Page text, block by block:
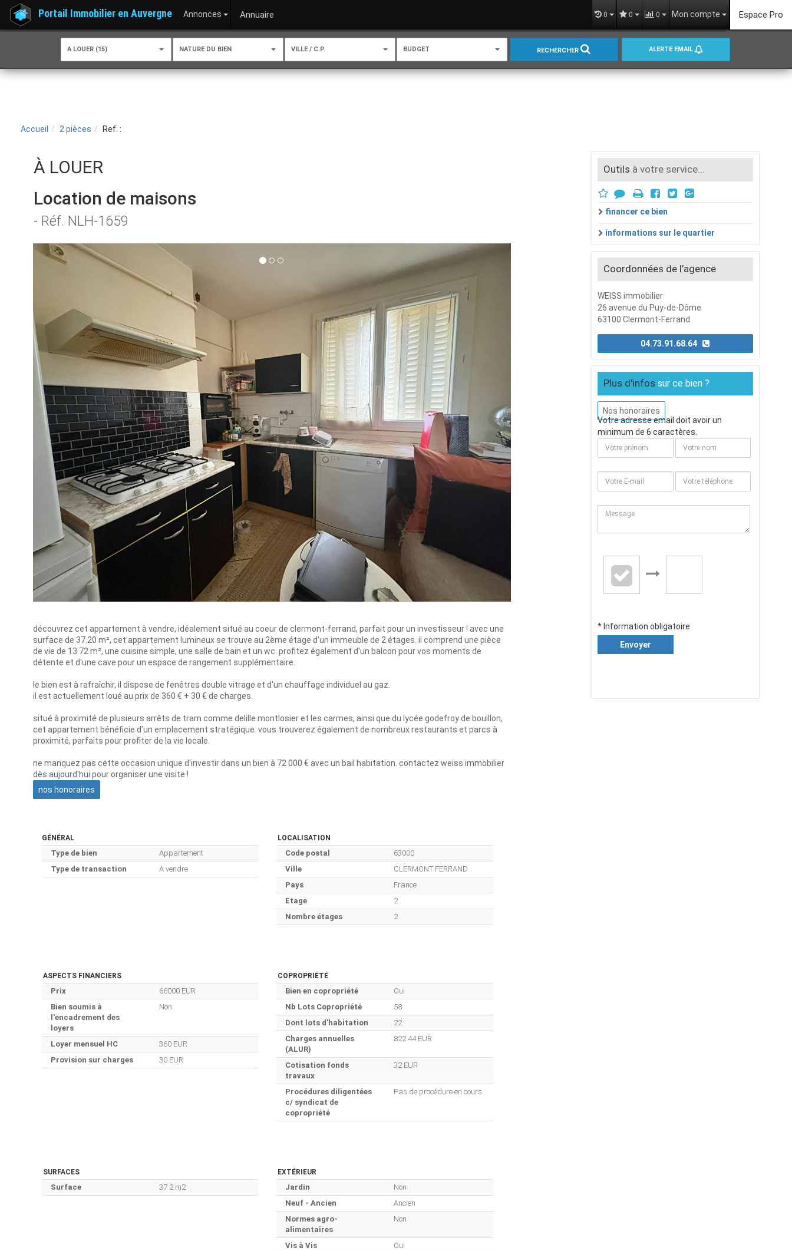
Portail Immobilier en Auvergne Annonces Annuaire 0 0 0 Mon compte Espace Pro
A LOUER (15) NATURE DU BIEN VILLE / C.P. BUDGET RECHERCHER ALERTE EMAIL
Accueil 2 pièces Ref. :
À LOUER
Location de maisons
- Réf. NLH-1659
découvrez cet appartement à vendre, idéalement situé au coeur de clermont-ferrand, parfait pour un investisseur ! avec une
surface de 37.20 m², cet appartement lumineux se trouve au 2ème étage d'un immeuble de 2 étages. il comprend une pièce
de vie de 13.72 m², une cuisine simple, une salle de bain et un wc. profitez également d'un balcon pour vos moments de
détente et d'une cave pour un espace de rangement supplémentaire.
le bien est à rafraîchir, il dispose de fenêtres double vitrage et d'un chauffage individuel au gaz.
il est actuellement loué au prix de 360 € + 30 € de charges.
situé à proximité de plusieurs arrêts de tram comme delille montlosier et les carmes, ainsi que du lycée godefroy de bouillon,
cet appartement bénéficie d'un emplacement stratégique. vous trouverez également de nombreux restaurants et parcs à
proximité, parfaits pour profiter de la vie locale.
ne manquez pas cette occasion unique d'investir dans un bien à 72 000 € avec un bail habitation. contactez weiss immobilier
dès aujourd'hui pour organiser une visite !
nos honoraires
GÉNÉRAL
Type de bien
Appartement
Type de transaction
A vendre
LOCALISATION
Code postal
63000
Ville
CLERMONT FERRAND
Pays
France
Etage
2
Nombre étages
2
ASPECTS FINANCIERS
Prix
66000 EUR
Bien soumis à
l'encadrement des
loyers
Non
Loyer mensuel HC
360 EUR
Provision sur charges
30 EUR
COPROPRIÉTÉ
Bien en copropriété
Oui
Nb Lots Copropriété
58
Dont lots d'habitation
22
Charges annuelles
(ALUR)
822.44 EUR
Cotisation fonds
travaux
32 EUR
Procédures diligentées
c/ syndicat de
copropriété
Pas de procédure en cours
SURFACES
Surface 37.2 m2
EXTÉRIEUR
Jardin
Non
Neuf - Ancien
Ancien
Normes agro-
alimentaires
Non
Vis à Vis Oui
Outils à votre service...
financer ce bien
informations sur le quartier
Coordonnées de l’agence
WEISS immobilier
26 avenue du Puy-de-Dôme
63100 Clermont-Ferrand
04.73.91.68.64
Plus d'infos sur ce bien ?
Nos honoraires
Votre adresse email doit avoir un
minimum de 6 caractères.
* Information obligatoire
Envoyer